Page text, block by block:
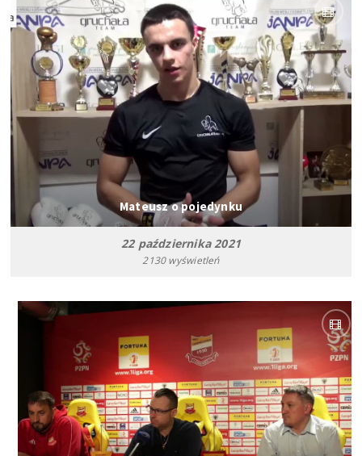
Mateusz o pojedynku
22 października 2021
2130 wyświetleń